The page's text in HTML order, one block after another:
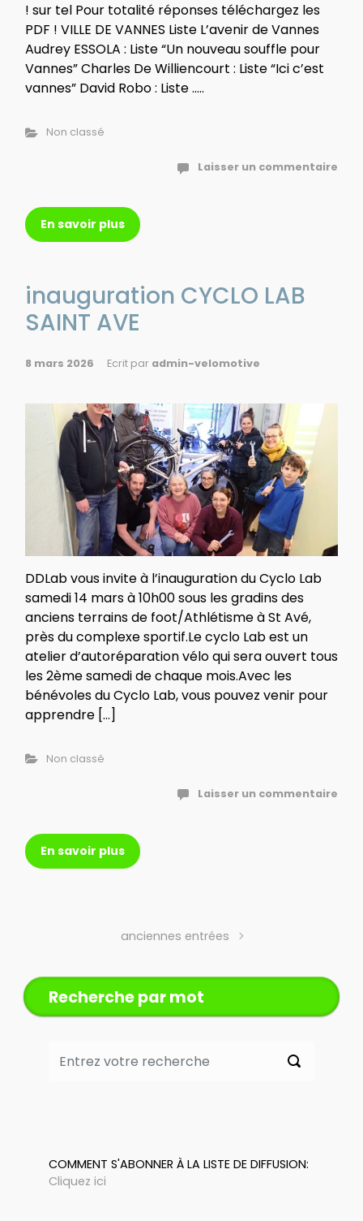
! sur tel Pour totalité réponses téléchargez les
PDF ! VILLE DE VANNES Liste L’avenir de Vannes
Audrey ESSOLA : Liste “Un nouveau souffle pour
Vannes” Charles De Williencourt : Liste “Ici c’est
vannes” David Robo : Liste …..
Non classé
Laisser un commentaire
En savoir plus
inauguration CYCLO LAB
SAINT AVE
8 mars 2026 Ecrit par admin-velomotive
DDLab vous invite à l’inauguration du Cyclo Lab
samedi 14 mars à 10h00 sous les gradins des
anciens terrains de foot/Athlétisme à St Avé,
près du complexe sportif.Le cyclo Lab est un
atelier d’autoréparation vélo qui sera ouvert tous
les 2ème samedi de chaque mois.Avec les
bénévoles du Cyclo Lab, vous pouvez venir pour
apprendre […]
Non classé
Laisser un commentaire
En savoir plus
anciennes entrées
Recherche par mot
COMMENT S'ABONNER À LA LISTE DE DIFFUSION:
Cliquez ici